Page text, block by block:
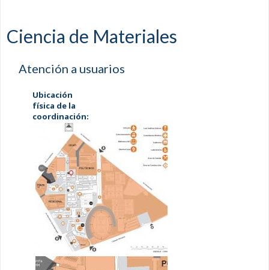
Ciencia de Materiales
Atención a usuarios
Ubicación
física de la
coordinación: